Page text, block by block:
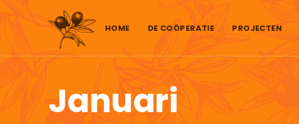
Skip to content
HOME DE COÖPERATIE PROJECTEN
Januari